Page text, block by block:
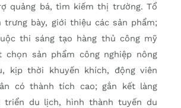
quảng bá, tìm kiếm thị trường. Tổ
trưng bày, giới thiệu các sản phẩm;
thi sáng tạo hàng thủ công mỹ
chọn sản phẩm công nghiệp nông
kịp thời khuyến khích, động viên
có thành tích cao; gắn kết làng
triển du lịch, hình thành tuyến du